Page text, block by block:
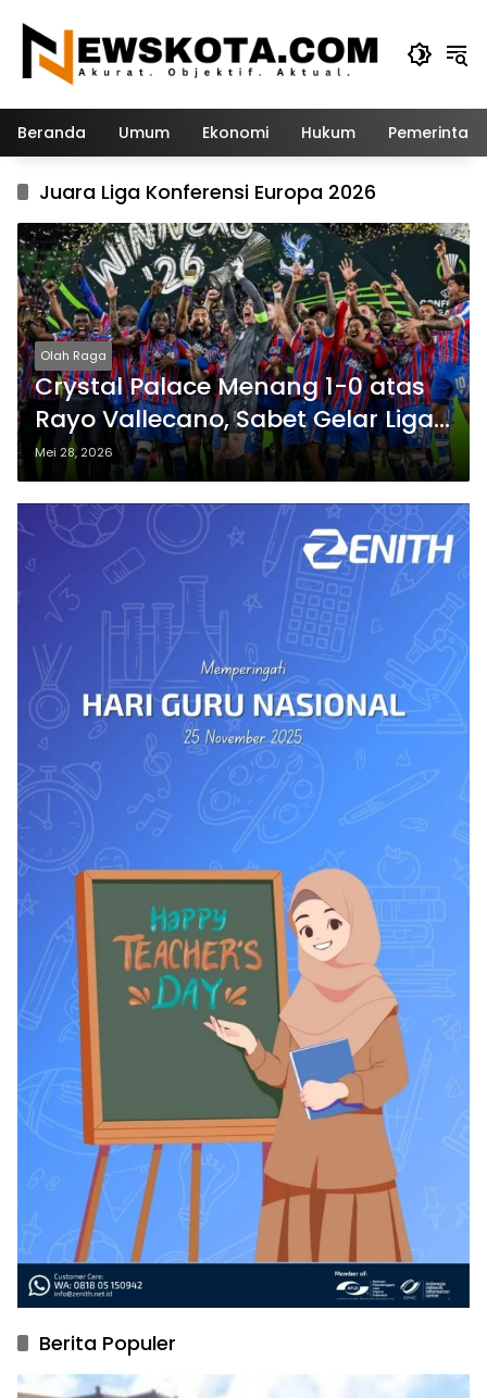
konten
Beranda Umum Ekonomi Hukum
Juara Liga Konferensi Europa 2026
Olah Raga
Crystal Palace Menang 1-0 atas
Rayo Vallecano, Sabet Gelar Liga
Konferensi Europa
Mei 28, 2026
Berita Populer